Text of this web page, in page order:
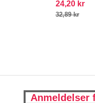
24,20 kr
32,89 kr
Anmeldelser